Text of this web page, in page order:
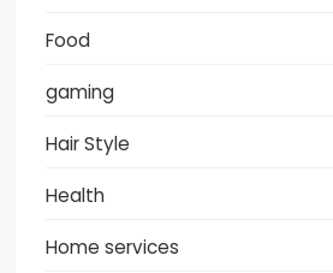
Food
gaming
Hair Style
Health
Home services